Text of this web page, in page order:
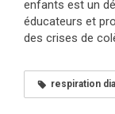
enfants est un
éducateurs et
des crises de
respiration